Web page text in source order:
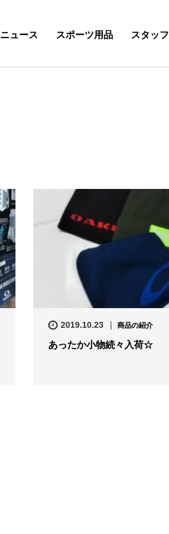
ニュース スポーツ用品 スタッフ
2019.10.23 商品の紹介
あったか小物続々入荷☆